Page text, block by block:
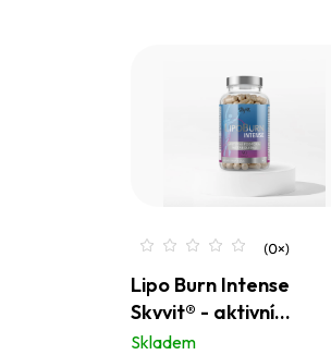
Lipo Burn Intense
Skyvit® - aktivní
podpora metabolismu,
Skladem